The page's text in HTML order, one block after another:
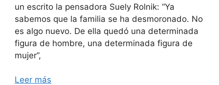
un escrito la pensadora Suely Rolnik: “Ya
sabemos que la familia se ha desmoronado. No
es algo nuevo. De ella quedó una determinada
figura de hombre, una determinada figura de
mujer”,
Leer más